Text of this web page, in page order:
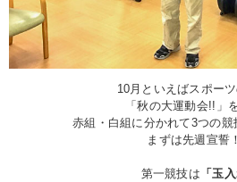
10月といえばスポーツ
「秋の大運動会!!」
赤組・白組に分かれて3つの競
まずは先週宣誓
第一競技は 「玉入